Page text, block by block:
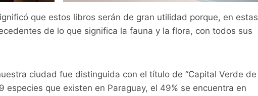
que estos libros serán de gran utilidad porque, en estas
de lo que significa la fauna y la flora, con todos sus
ciudad fue distinguida con el título de “Capital Verde de
especies que existen en Paraguay, el 49% se encuentra en